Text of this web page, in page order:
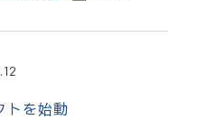
トを始動